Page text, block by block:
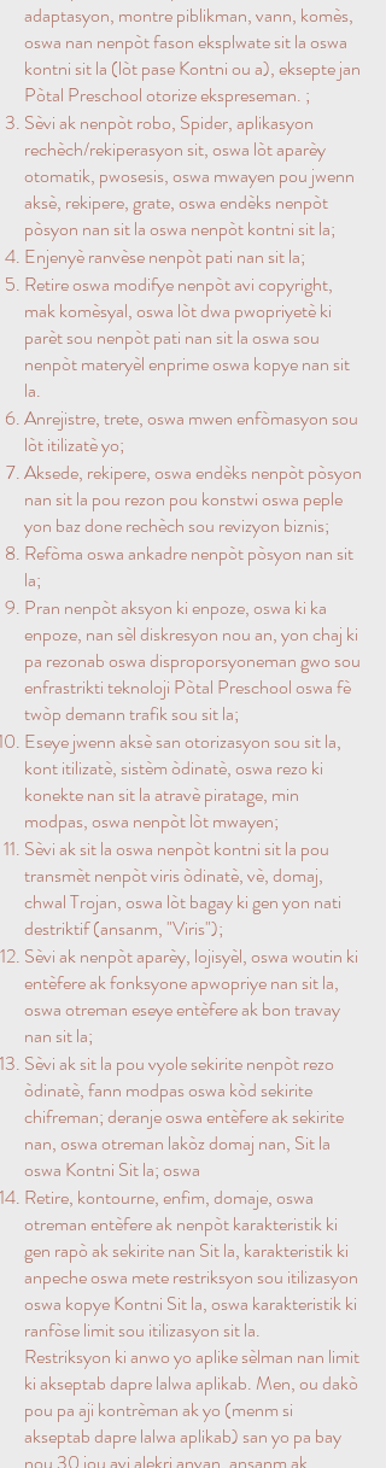
adaptasyon, montre piblikman, vann, komès,
oswa nan nenpòt fason eksplwate sit la oswa
kontni sit la (lòt pase Kontni ou a), eksepte jan
Pòtal Preschool otorize ekspreseman. ;
Sèvi ak nenpòt robo, Spider, aplikasyon
rechèch/rekiperasyon sit, oswa lòt aparèy
otomatik, pwosesis, oswa mwayen pou jwenn
aksè, rekipere, grate, oswa endèks nenpòt
pòsyon nan sit la oswa nenpòt kontni sit la;
Enjenyè ranvèse nenpòt pati nan sit la;
Retire oswa modifye nenpòt avi copyright,
mak komèsyal, oswa lòt dwa pwopriyetè ki
parèt sou nenpòt pati nan sit la oswa sou
nenpòt materyèl enprime oswa kopye nan sit
la.
Anrejistre, trete, oswa mwen enfòmasyon sou
lòt itilizatè yo;
Aksede, rekipere, oswa endèks nenpòt pòsyon
nan sit la pou rezon pou konstwi oswa peple
yon baz done rechèch sou revizyon biznis;
Refòma oswa ankadre nenpòt pòsyon nan sit
la;
Pran nenpòt aksyon ki enpoze, oswa ki ka
enpoze, nan sèl diskresyon nou an, yon chaj ki
pa rezonab oswa disproporsyoneman gwo sou
enfrastrikti teknoloji Pòtal Preschool oswa fè
twòp demann trafik sou sit la;
Eseye jwenn aksè san otorizasyon sou sit la,
kont itilizatè, sistèm òdinatè, oswa rezo ki
konekte nan sit la atravè piratage, min
modpas, oswa nenpòt lòt mwayen;
Sèvi ak sit la oswa nenpòt kontni sit la pou
transmèt nenpòt viris òdinatè, vè, domaj,
chwal Trojan, oswa lòt bagay ki gen yon nati
destriktif (ansanm, "Viris");
Sèvi ak nenpòt aparèy, lojisyèl, oswa woutin ki
entèfere ak fonksyone apwopriye nan sit la,
oswa otreman eseye entèfere ak bon travay
nan sit la;
Sèvi ak sit la pou vyole sekirite nenpòt rezo
òdinatè, fann modpas oswa kòd sekirite
chifreman; deranje oswa entèfere ak sekirite
nan, oswa otreman lakòz domaj nan, Sit la
oswa Kontni Sit la; oswa
Retire, kontourne, enfim, domaje, oswa
otreman entèfere ak nenpòt karakteristik ki
gen rapò ak sekirite nan Sit la, karakteristik ki
anpeche oswa mete restriksyon sou itilizasyon
oswa kopye Kontni Sit la, oswa karakteristik ki
ranfòse limit sou itilizasyon sit la.
Restriksyon ki anwo yo aplike sèlman nan limit
ki akseptab dapre lalwa aplikab. Men, ou dakò
pou pa aji kontrèman ak yo (menm si
akseptab dapre lalwa aplikab) san yo pa bay